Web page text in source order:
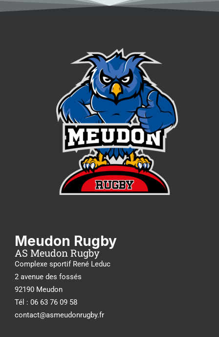
Meudon Rugby
AS Meudon Rugby
Complexe sportif René Leduc
2 avenue des fossés
92190 Meudon
Tél : 06 63 76 09 58
contact@asmeudonrugby.fr